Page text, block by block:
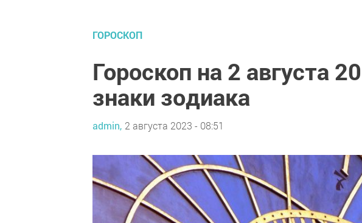
ГОРОСКОП
Гороскоп на 2 августа
знаки зодиака
admin, 2 августа 2023 - 08:51